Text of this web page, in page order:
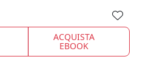
ACQUISTA
EBOOK